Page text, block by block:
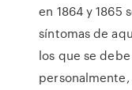
en 1864 y 1865
síntomas de
los que se